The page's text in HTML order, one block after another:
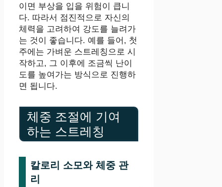
이면 부상을 입을 위험이 큽니
다. 따라서 점진적으로 자신의
체력을 고려하여 강도를 늘려가
는 것이 좋습니다. 예를 들어, 첫
주에는 가벼운 스트레칭으로 시
작하고, 그 이후에 조금씩 난이
도를 높여가는 방식으로 진행하
면 됩니다.
체중 조절에 기여
하는 스트레칭
칼로리 소모와 체중 관
리